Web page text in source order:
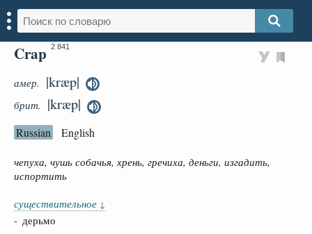
Crap 2 841
амер. |kræp|
брит. |kræp|
Russian English
чепуха, чушь собачья, хрень, гречиха, деньги, изгадить,
испортить
существительное ↓
- дерьмо